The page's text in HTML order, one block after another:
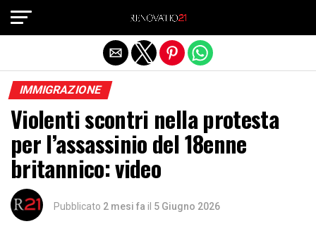
IMMIGRAZIONE
Violenti scontri nella protesta
per l’assassinio del 18enne
britannico: video
Pubblicato 2 mesi fa il 5 Giugno 2026
Exit mobile version